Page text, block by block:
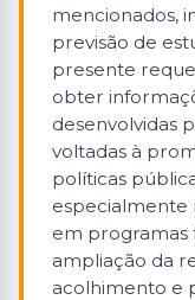
mencionados,
previsão de
presente
obter
desenvolvidas
voltadas à
políticas
especialmente
em programas
ampliação da
acolhimento e